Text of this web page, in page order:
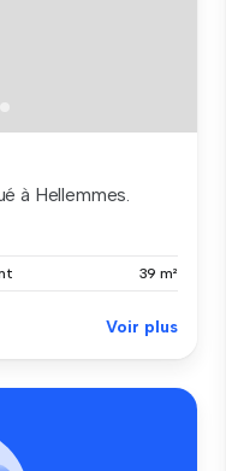
à Hellemmes.
39 m²
Voir plus